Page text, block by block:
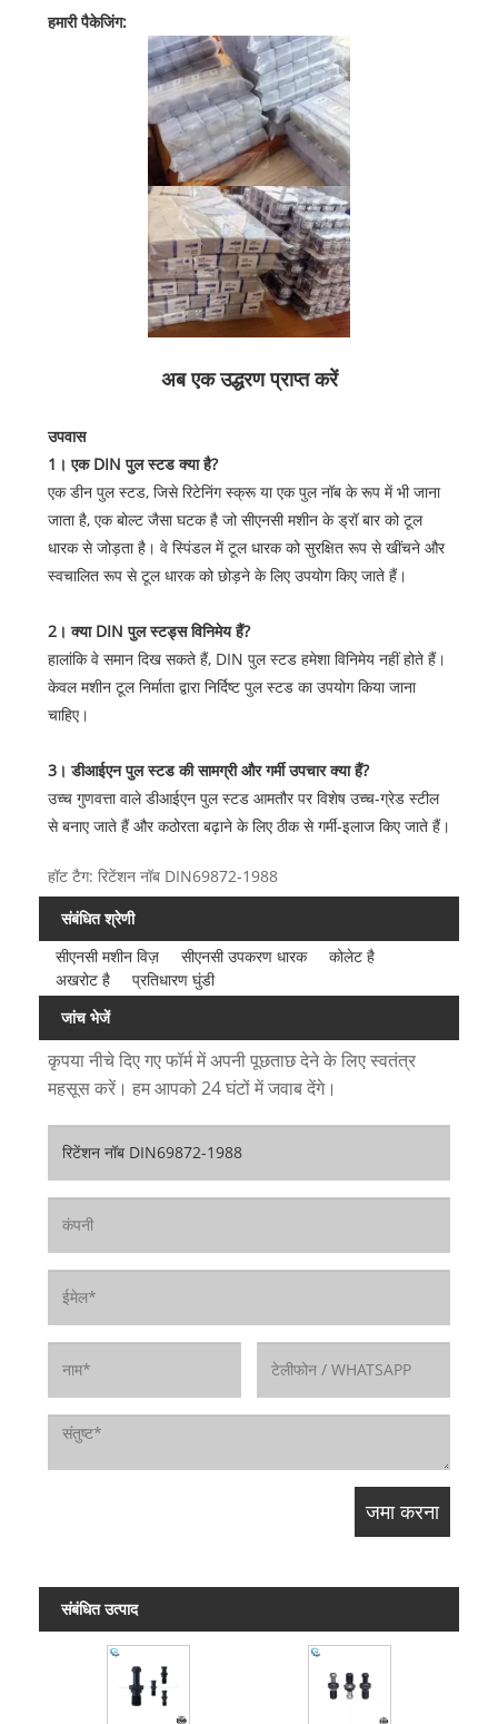
हमारी पैकेजिंग:
अब एक उद्धरण प्राप्त करें
उपवास
1। एक DIN पुल स्टड क्या है?
एक डीन पुल स्टड, जिसे रिटेनिंग स्क्रू या एक पुल नॉब के रूप में भी जाना
जाता है, एक बोल्ट जैसा घटक है जो सीएनसी मशीन के ड्रॉ बार को टूल
धारक से जोड़ता है। वे स्पिंडल में टूल धारक को सुरक्षित रूप से खींचने और
स्वचालित रूप से टूल धारक को छोड़ने के लिए उपयोग किए जाते हैं।
2। क्या DIN पुल स्टड्स विनिमेय हैं?
हालांकि वे समान दिख सकते हैं, DIN पुल स्टड हमेशा विनिमेय नहीं होते हैं।
केवल मशीन टूल निर्माता द्वारा निर्दिष्ट पुल स्टड का उपयोग किया जाना
चाहिए।
3। डीआईएन पुल स्टड की सामग्री और गर्मी उपचार क्या हैं?
उच्च गुणवत्ता वाले डीआईएन पुल स्टड आमतौर पर विशेष उच्च-ग्रेड स्टील
से बनाए जाते हैं और कठोरता बढ़ाने के लिए ठीक से गर्मी-इलाज किए जाते हैं।
हॉट टैग: रिटेंशन नॉब DIN69872-1988
संबंधित श्रेणी
सीएनसी मशीन विज़
सीएनसी उपकरण धारक
कोलेट है
अखरोट है
प्रतिधारण घुंडी
जांच भेजें
कृपया नीचे दिए गए फॉर्म में अपनी पूछताछ देने के लिए स्वतंत्र
महसूस करें। हम आपको 24 घंटों में जवाब देंगे।
संबंधित उत्पाद